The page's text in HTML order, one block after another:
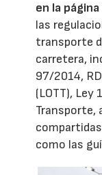
en la
las
transporte
carretera,
97/2014,
(LOTT),
Transporte,
como las